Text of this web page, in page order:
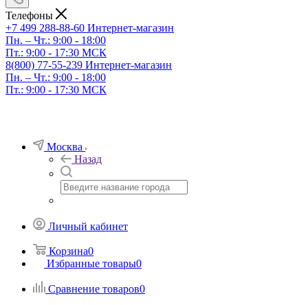
Телефоны
+7 499 288-88-60 Интернет-магазин
Пн. – Чт.: 9:00 - 18:00
Пт.: 9:00 - 17:30 МСК
8(800) 77-55-239 Интернет-магазин
Пн. – Чт.: 9:00 - 18:00
Пт.: 9:00 - 17:30 МСК
Москва
Назад
Личный кабинет
Корзина0
Избранные товары0
Сравнение товаров0